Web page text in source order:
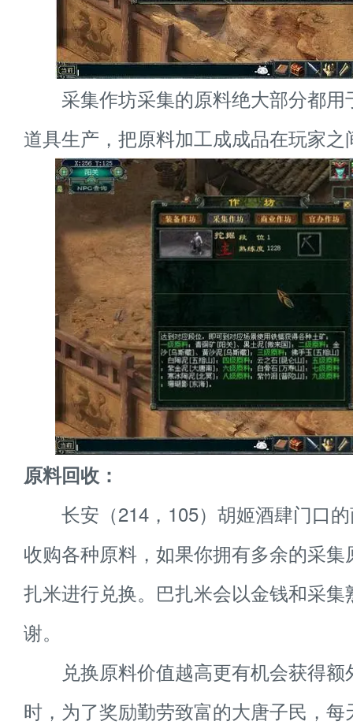
采集作坊采集的原料绝大部分都用
道具生产，把原料加工成成品在玩家之
原料回收：
长安（214，105）胡姬酒肆门口的
收购各种原料，如果你拥有多余的采
扎米进行兑换。巴扎米会以金钱和采集
谢。
兑换原料价值越高更有机会获得额
时，为了奖励勤劳致富的大唐子民，每